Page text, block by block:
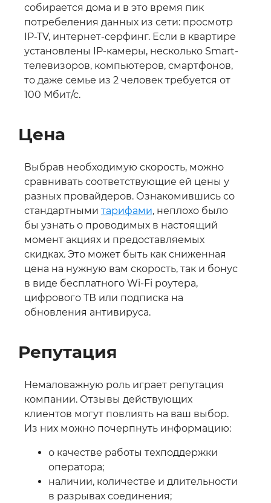
собирается дома и в это время пик
потребеления данных из сети: просмотр
IP-TV, интернет-серфинг. Если в квартире
установлены IP-камеры, несколько Smart-
телевизоров, компьютеров, смартфонов,
то даже семье из 2 человек требуется от
100 Мбит/с.
Цена
Выбрав необходимую скорость, можно
сравнивать соответствующие ей цены у
разных провайдеров. Ознакомившись со
стандартными тарифами, неплохо было
бы узнать о проводимых в настоящий
момент акциях и предоставляемых
скидках. Это может быть как сниженная
цена на нужную вам скорость, так и бонус
в виде бесплатного Wi-Fi роутера,
цифрового ТВ или подписка на
обновления антивируса.
Репутация
Немаловажную роль играет репутация
компании. Отзывы действующих
клиентов могут повлиять на ваш выбор.
Из них можно почерпнуть информацию:
о качестве работы техподдержки
оператора;
наличии, количестве и длительности
в разрывах соединения;